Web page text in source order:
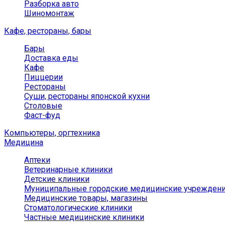
Разборка авто
Шиномонтаж
Кафе, рестораны, бары
Бары
Доставка еды
Кафе
Пиццерии
Рестораны
Суши, рестораны японской кухни
Столовые
Фаст-фуд
Компьютеры, оргтехника
Медицина
Аптеки
Ветеринарные клиники
Детские клиники
Муниципальные городские медицинские
Медицинские товары, магазины
Стоматологические клиники
Частные медицинские клиники